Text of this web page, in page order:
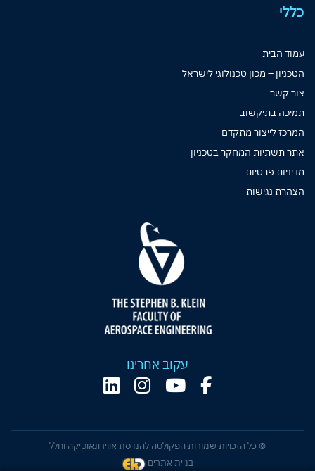
כללי
עמוד הבית
הטכניון – מכון טכנולוגי לישראל
צור קשר
תמיכה בתיקשוב
המרכז לייצור מתקדם
אתר תשתיות המחקר בטכניון
מדיניות פרטיות
הצהרת נגישות
עקוב אחרינו
© כל הזכויות שמורות הפקולטה להנדסת אווירונאוטיקה וחלל
בניית אתרים